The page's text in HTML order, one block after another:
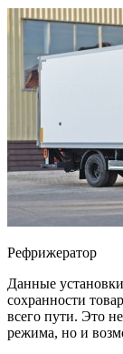
Рефрижератор
Данные
сохранности
всего пути. Это
режима, но и